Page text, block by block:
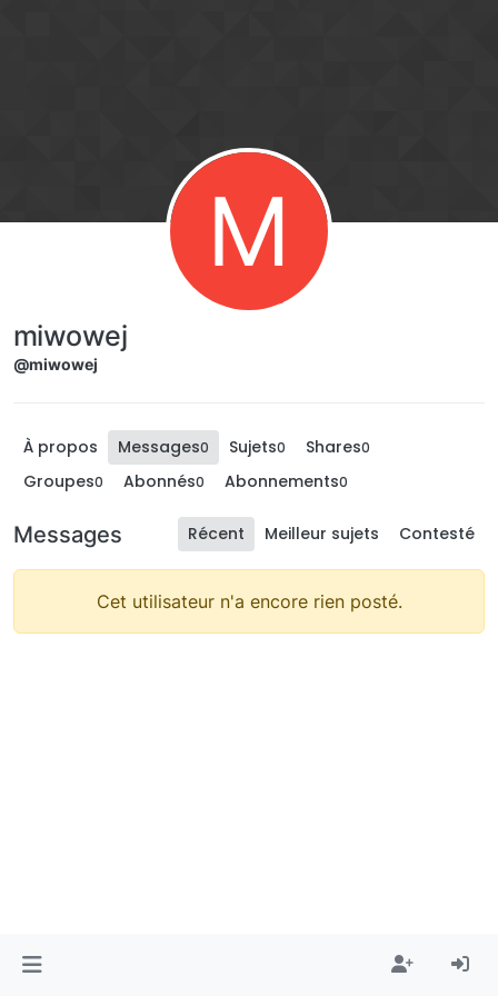
M
miwowej
@miwowej
À propos Messages0 Sujets0 Shares0
Groupes0 Abonnés0 Abonnements0
Messages Récent Meilleur sujets Contesté
Cet utilisateur n'a encore rien posté.